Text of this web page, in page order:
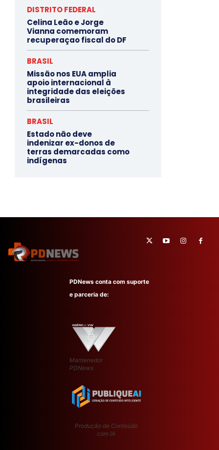
DISTRITO FEDERAL
Celina Leão e Jorge
Vianna comemoram
recuperaçao fiscal do DF
BRASIL
Missão nos EUA amplia
apoio internacional à
integridade das eleições
brasileiras
BRASIL
Estado não deve
indenizar ex-donos de
terras demarcadas como
indígenas
PDNews conta com suporte
e parceria de:
Mantenedor
PDNews
Produção de Conteúdo
com IA